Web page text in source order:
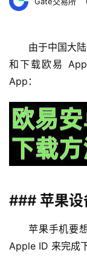
由于中国大
和下载欧易
App：
### 苹果设
苹果手机要
Apple ID 来完成下